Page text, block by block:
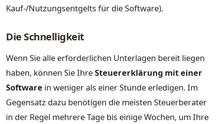
Kauf-/Nutzungsentgelts für die Software).
Die Schnelligkeit
Wenn Sie alle erforderlichen Unterlagen bereit liegen
haben, können Sie IhreSteuererklärung mit einer
Software in weniger als einer Stunde erledigen. Im
Gegensatz dazu benötigen die meisten Steuerberater
in der Regel mehrere Tage bis einige Wochen, um Ihre